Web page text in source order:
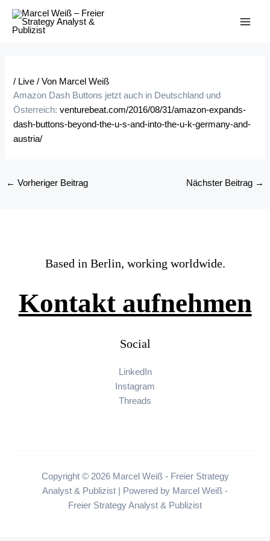
Inhalt
springen
/ Live / Von Marcel Weiß
Amazon Dash Buttons jetzt auch in Deutschland und
Österreich:venturebeat.com/2016/08/31/amazon-expands-
dash-buttons-beyond-the-u-s-and-into-the-u-k-germany-and-
austria/
Post
← Vorheriger Beitrag Nächster Beitrag →
Based in Berlin, working worldwide.
Kontakt aufnehmen
Social
LinkedIn
Instagram
Threads
Copyright © 2026 Marcel Weiß - Freier Strategy
Analyst & Publizist | Powered by Marcel Weiß -
Freier Strategy Analyst & Publizist